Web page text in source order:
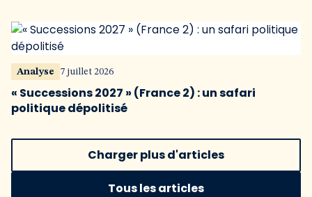
Analyse 7 juillet 2026
« Successions 2027 » (France 2) : un safari
politique dépolitisé
Charger plus d'articles
Tous les articles